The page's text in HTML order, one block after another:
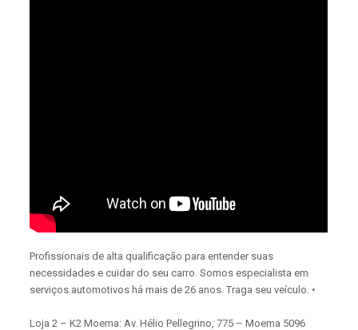
Profissionais de alta qualificação para entender suas
necessidades e cuidar do seu carro. Somos especialista em
serviços automotivos há mais de 26 anos. Traga seu veículo. •
Loja 2 – K2 Moema: Av. Hélio Pellegrino, 775 – Moema 5096